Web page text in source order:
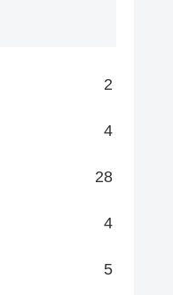
2
4
28
4
5